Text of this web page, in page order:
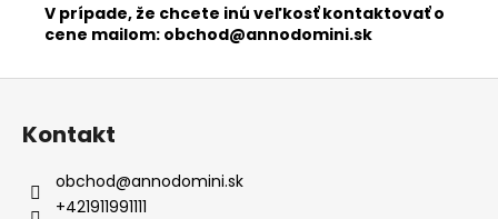
V prípade, že chcete inú veľkosť kontaktovať o
cene mailom: obchod@annodomini.sk
Z
Kontakt
obchod@annodomini.sk
+421911991111